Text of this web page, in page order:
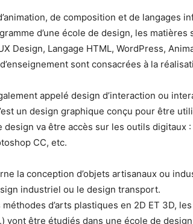
de composition et de langages
d’une école de design, les matières
Design, Langage HTML, WordPress,
sont consacrées à la
appelé design d’interaction ou
un design graphique conçu pour être
design va être accès sur les outils digitaux
CC, etc.
la conception d’objets artisanaux ou
industriel ou le design transport.
d’arts plastiques en 2D ET 3D,
vont être étudiés dans une école de